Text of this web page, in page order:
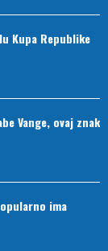
Kupa Republike
Vange, ovaj znak
ima